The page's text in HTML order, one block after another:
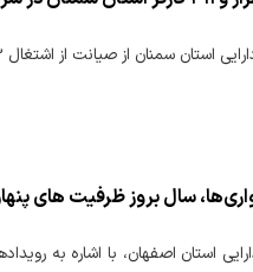
از اشتغال 3 هزار و 411 کارگر سمنانی در شرایط جنگ رمضان خبر داد.